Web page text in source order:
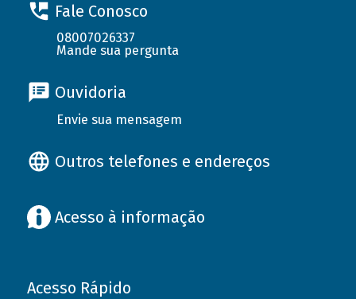
Fale Conosco
08007026337
Mande sua pergunta
Ouvidoria
Envie sua mensagem
Outros telefones e endereços
Acesso à informação
Acesso Rápido